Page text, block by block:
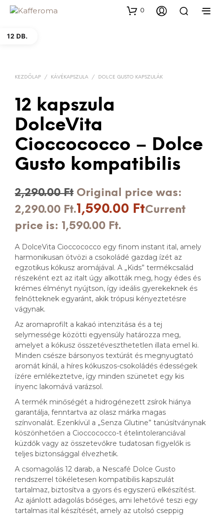
0
12 DB.
KEZDŐLAP / KÁVÉKAPSZULA / DOLCE GUSTO KAPSZULÁK
12 kapszula
DolceVita
Cioccococco – Dolce
Gusto kompatibilis
2,290.00Ft Original price was:
2,290.00 Ft.1,590.00 FtCurrent
price is: 1,590.00 Ft.
A DolceVita Cioccococco egy finom instant ital, amely
harmonikusan ötvözi a csokoládé gazdag ízét az
egzotikus kókusz aromájával. A „Kids” termékcsalád
részeként ezt az italt úgy alkották meg, hogy édes és
krémes élményt nyújtson, így ideális gyerekeknek és
felnőtteknek egyaránt, akik trópusi kényeztetésre
vágynak.
Az aromaprofilt a kakaó intenzitása és a tej
selymessége közötti egyensúly határozza meg,
amelyet a kókusz összetéveszthetetlen illata emel ki.
Minden csésze bársonyos textúrát és megnyugtató
aromát kínál, a híres kókuszos-csokoládés édességek
ízére emlékeztetve, így minden szünetet egy kis
ínyenc lakomává varázsol.
A termék minőségét a hidrogénezett zsírok hiánya
garantálja, fenntartva az olasz márka magas
színvonalát. Ezenkívül a „Senza Glutine” tanúsítványnak
köszönhetően a Cioccococco-t ételintoleranciával
küzdők vagy az összetevőkre tudatosan figyelők is
teljes biztonsággal élvezhetik.
A csomagolás 12 darab, a Nescafé Dolce Gusto
rendszerrel tökéletesen kompatibilis kapszulát
tartalmaz, biztosítva a gyors és egyszerű elkészítést.
Az ajánlott adagolás bőséges, ami lehetővé teszi egy
tartalmas ital készítését, amely az utolsó cseppig